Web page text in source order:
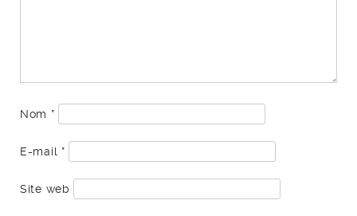
Nom *
E-mail *
Site web